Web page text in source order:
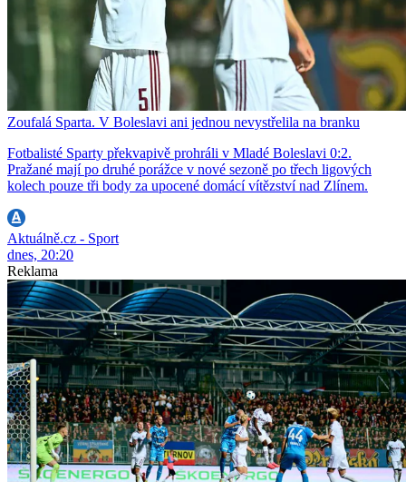
Zoufalá Sparta. V Boleslavi ani jednou nevystřelila na branku
Fotbalisté Sparty překvapivě prohráli v Mladé Boleslavi 0:2.
Pražané mají po druhé porážce v nové sezoně po třech ligových
kolech pouze tři body za upocené domácí vítězství nad Zlínem.
Aktuálně.cz - Sport
dnes, 20:20
Reklama